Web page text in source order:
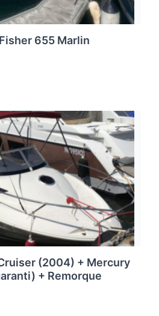
655 Marlin
(2004) + Mercury
+ Remorque